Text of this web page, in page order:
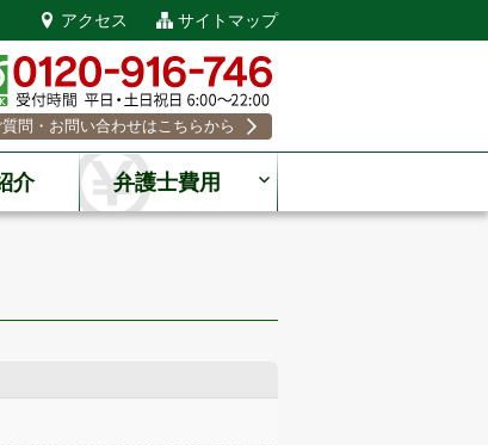
アクセス サイトマップ
質問・お問い合わせはこちらから
介 弁護士費用